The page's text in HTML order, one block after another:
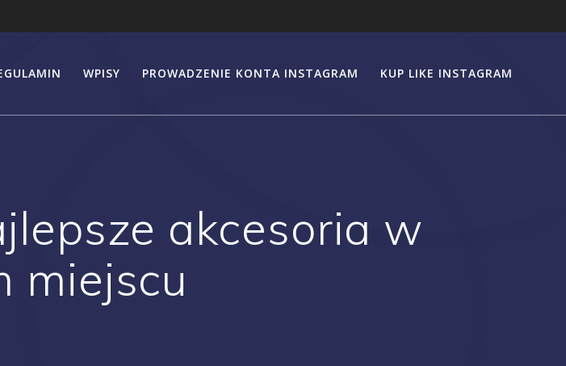
WPISY PROWADZENIE KONTA INSTAGRAM KUP LIKE INSTAGRAM
akcesoria w
miejscu